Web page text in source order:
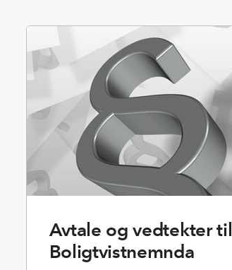
Avtale og vedtekter til
Boligtvistnemnda